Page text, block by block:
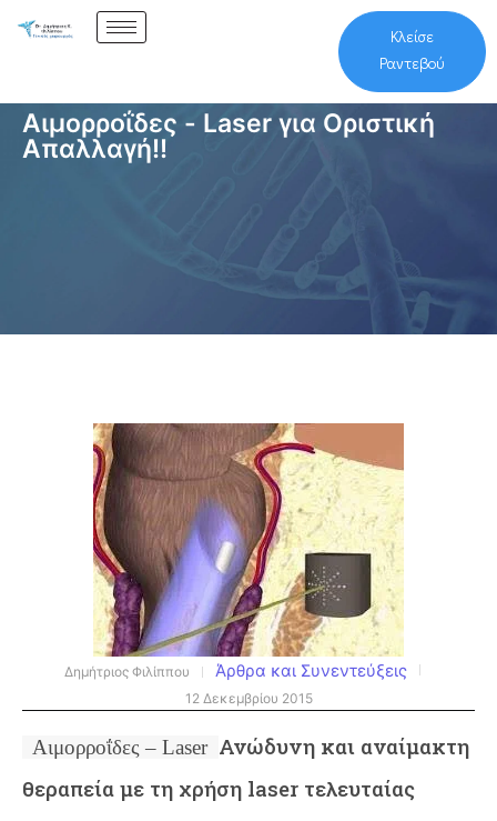
Κλείσε
Ραντεβού
Αιμορροΐδες - Laser για Οριστική
Απαλλαγή!!
Δημήτριος Φιλίππου Άρθρα και Συνεντεύξεις
12 Δεκεμβρίου 2015
Αιμορροΐδες – Laser Ανώδυνη και αναίμακτη
θεραπεία με τη χρήση laser τελευταίας